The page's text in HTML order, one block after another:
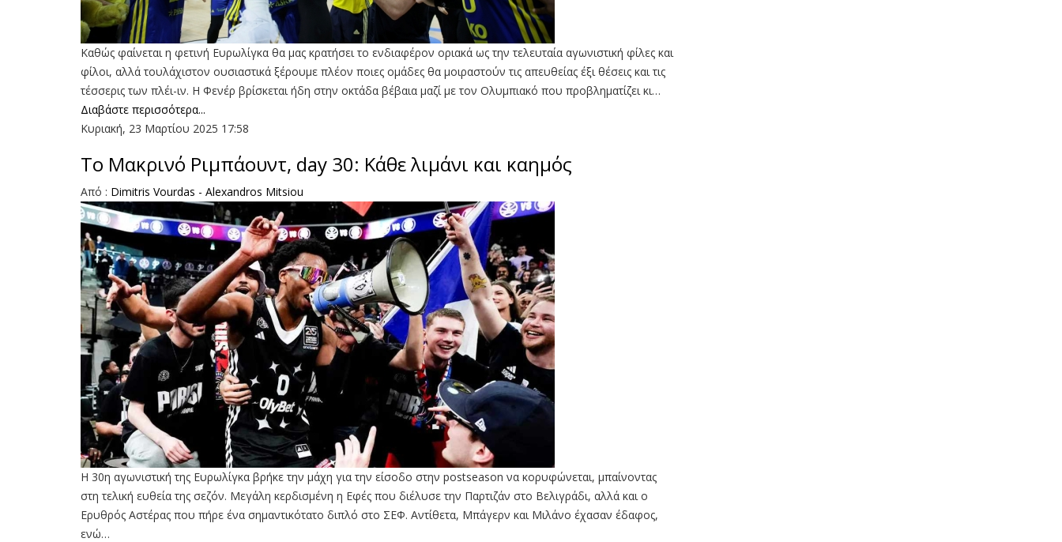
Καθώς φαίνεται η φετινή Ευρωλίγκα θα μας κρατήσει το ενδιαφέρον οριακά ως την τελευταία αγωνιστική φίλες και
φίλοι, αλλά τουλάχιστον ουσιαστικά ξέρουμε πλέον ποιες ομάδες θα μοιραστούν τις απευθείας έξι θέσεις και τις
τέσσερις των πλέι-ιν. Η Φενέρ βρίσκεται ήδη στην οκτάδα βέβαια μαζί με τον Ολυμπιακό που προβληματίζει κι…
Διαβάστε περισσότερα...
Κυριακή, 23 Μαρτίου 2025 17:58
To Μακρινό Ριμπάουντ, day 30: Κάθε λιμάνι και καημός
Aπό : Dimitris Vourdas - Alexandros Mitsiou
Η 30η αγωνιστική της Ευρωλίγκα βρήκε την μάχη για την είσοδο στην postseason να κορυφώνεται, μπαίνοντας
στη τελική ευθεία της σεζόν. Μεγάλη κερδισμένη η Εφές που διέλυσε την Παρτιζάν στο Βελιγράδι, αλλά και ο
Ερυθρός Αστέρας που πήρε ένα σημαντικότατο διπλό στο ΣΕΦ. Αντίθετα, Μπάγερν και Μιλάνο έχασαν έδαφος,
ενώ…